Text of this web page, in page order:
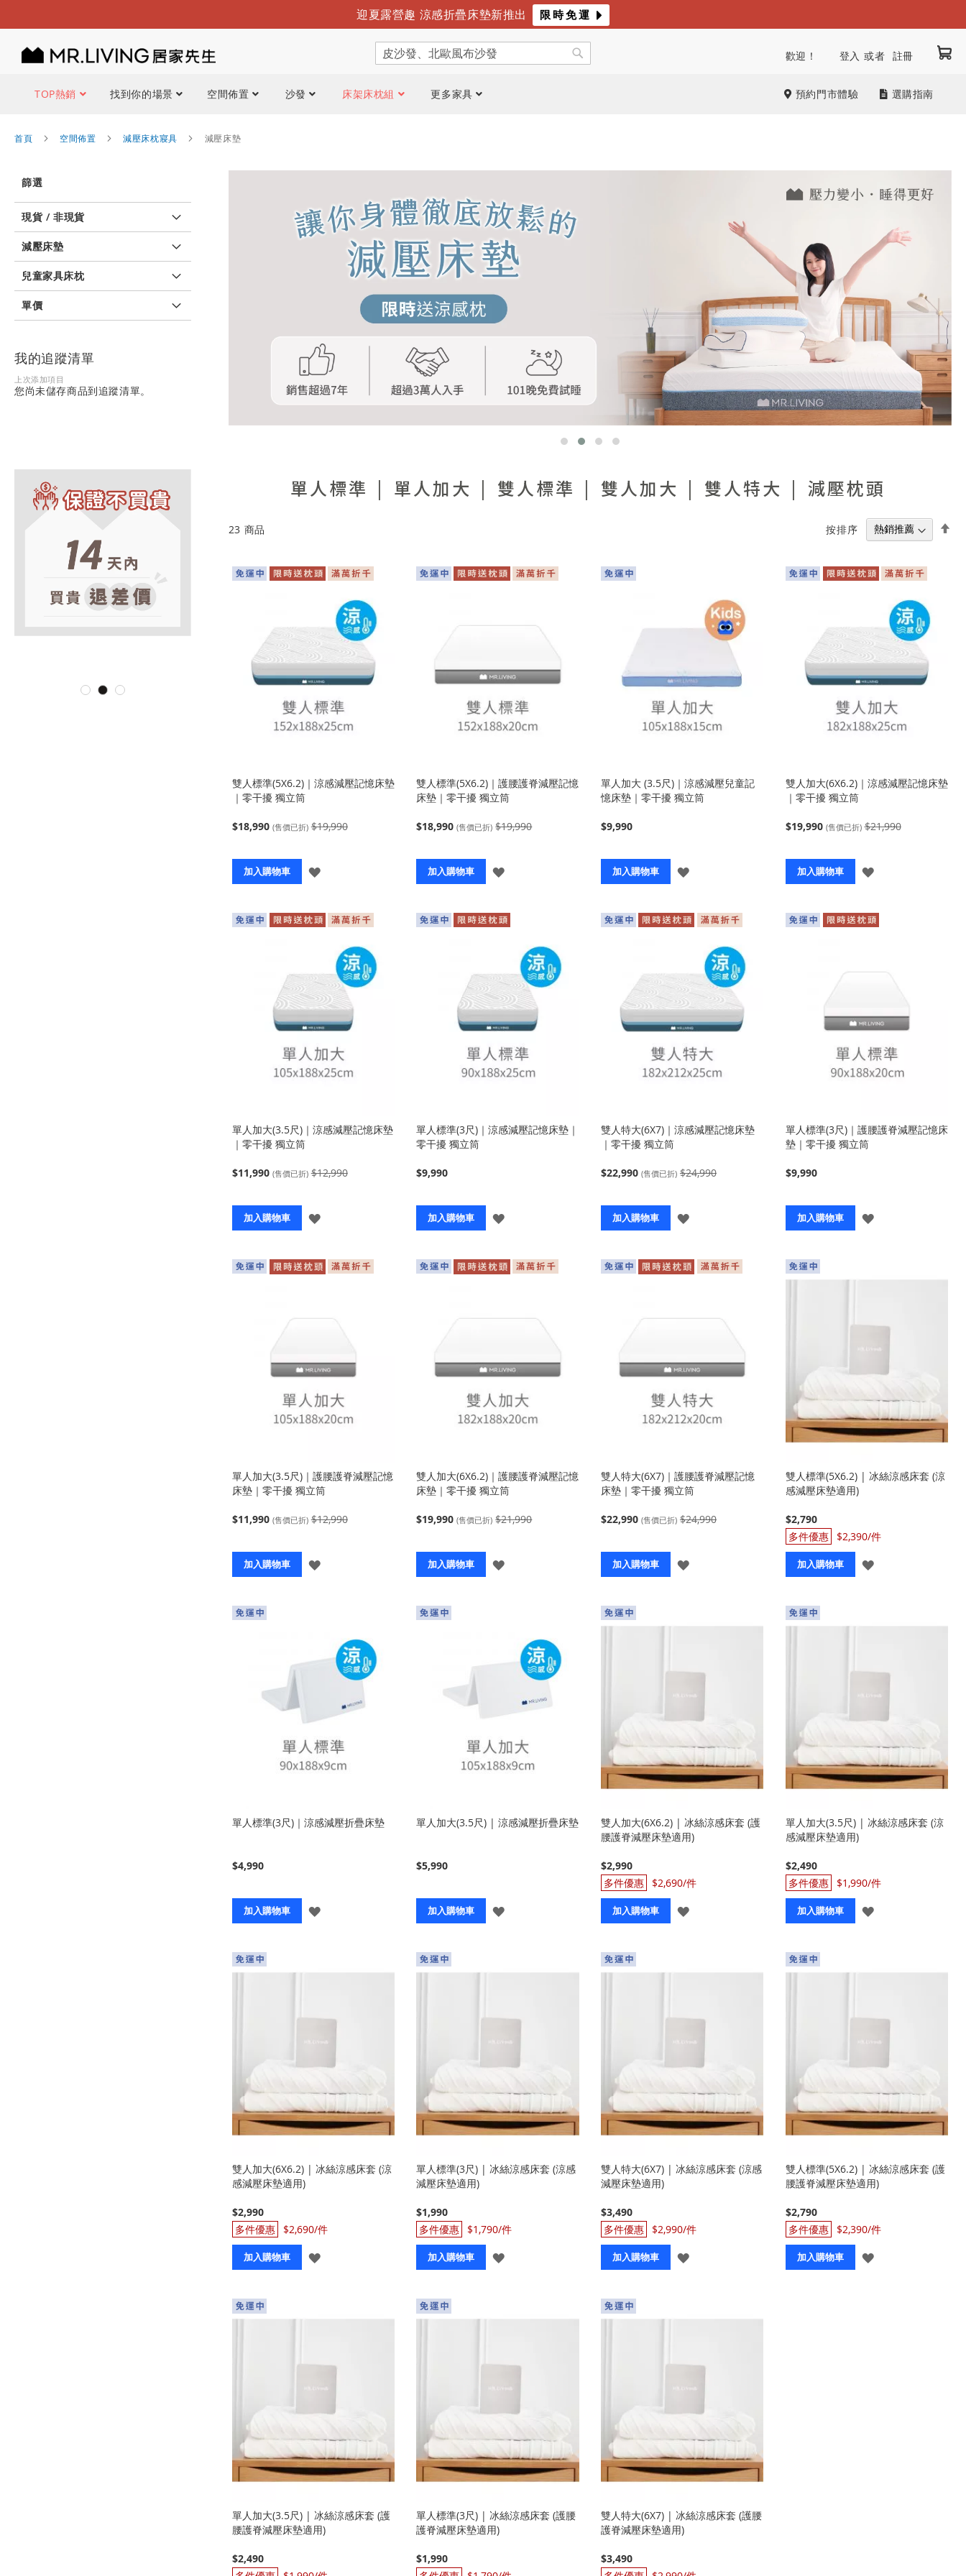
年度最爸氣優惠 限時滿萬折千倒數 4天19時39
迎夏露營趣 涼感折疊床墊新推出 限時免運
我
搜
尋
容
歡迎！ 登入 註冊
TOP熱銷 找到你的場景 空間佈置 沙發 床架床枕組 更多家具 預約門市體驗 選購指南
首頁 空間佈置 減壓床枕寢具 減壓床墊
單人標準 單人加大 雙人標準 雙人加大 雙人特大 減壓枕頭
23 商品 按排序
雙人標準(5X6.2)｜涼感減壓記憶床墊
｜零干擾 獨立筒
$18,990 (售價已折) $19,990
加入購物車
登
雙人標準(5X6.2)｜護腰護脊減壓記憶
床墊｜零干擾 獨立筒
$18,990 (售價已折) $19,990
加入購物車
登
單人加大 (3.5尺)｜涼感減壓兒童記
憶床墊｜零干擾 獨立筒
$9,990
加入購物車
登
雙人加大(6X6.2)｜涼感減壓記憶床墊
｜零干擾 獨立筒
$19,990 (售價已折) $21,990
加入購物車
登
單人加大(3.5尺)｜涼感減壓記憶床墊
｜零干擾 獨立筒
$11,990 (售價已折) $12,990
加入購物車
登
單人標準(3尺)｜涼感減壓記憶床墊｜
零干擾 獨立筒
$9,990
加入購物車
登
雙人特大(6X7)｜涼感減壓記憶床墊
｜零干擾 獨立筒
$22,990 (售價已折) $24,990
加入購物車
登
單人標準(3尺)｜護腰護脊減壓記憶床
墊｜零干擾 獨立筒
$9,990
加入購物車
登
單人加大(3.5尺)｜護腰護脊減壓記憶
床墊｜零干擾 獨立筒
$11,990 (售價已折) $12,990
加入購物車
登
雙人加大(6X6.2)｜護腰護脊減壓記憶
床墊｜零干擾 獨立筒
$19,990 (售價已折) $21,990
加入購物車
登
雙人特大(6X7)｜護腰護脊減壓記憶
床墊｜零干擾 獨立筒
$22,990 (售價已折) $24,990
加入購物車
登
雙人標準(5X6.2) | 冰絲涼感床套 (涼
感減壓床墊適用)
$2,790
$2,390
加入購物車
登
單人標準(3尺)｜涼感減壓折疊床墊
$4,990
加入購物車
登
單人加大(3.5尺) | 涼感減壓折疊床墊
$5,990
加入購物車
登
雙人加大(6X6.2) | 冰絲涼感床套 (護
腰護脊減壓床墊適用)
$2,990
$2,690
加入購物車
登
單人加大(3.5尺) | 冰絲涼感床套 (涼
感減壓床墊適用)
$2,490
$1,990
加入購物車
登
雙人加大(6X6.2) | 冰絲涼感床套 (涼
感減壓床墊適用)
$2,990
$2,690
加入購物車
登
單人標準(3尺) | 冰絲涼感床套 (涼感
減壓床墊適用)
$1,990
$1,790
加入購物車
登
雙人特大(6X7) | 冰絲涼感床套 (涼感
減壓床墊適用)
$3,490
$2,990
加入購物車
登
雙人標準(5X6.2) | 冰絲涼感床套 (護
腰護脊減壓床墊適用)
$2,790
$2,390
加入購物車
登
單人加大(3.5尺) | 冰絲涼感床套 (護
腰護脊減壓床墊適用)
$2,490
單人標準(3尺) | 冰絲涼感床套 (護腰
護脊減壓床墊適用)
$1,990
雙人特大(6X7) | 冰絲涼感床套 (護腰
護脊減壓床墊適用)
$3,490
篩選
現貨 / 非現貨
減壓床墊
兒童家具床枕
單價
我的追蹤清單
上次添加項目
您尚未儲存商品到追蹤清單。